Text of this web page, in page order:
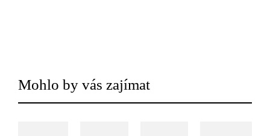
Mohlo by vás zajímat